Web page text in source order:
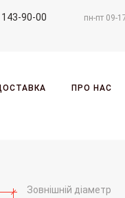
пн-пт 09-
90-00
ПРО НАС
Зовнішній діаметр